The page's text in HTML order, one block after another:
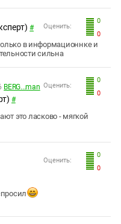
0
0
Оценить:
#
в информационнке и
сильна
0
0
Оценить:
BERG...man
#
это ласково - мягкой
0
0
Оценить: